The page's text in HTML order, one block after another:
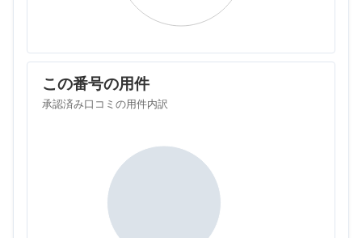
この番号の用件
承認済み口コミの用件内訳